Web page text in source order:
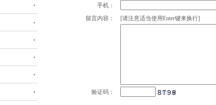
手机：
留言内容：
[请注意适当使用Enter键来换行]
验证码：